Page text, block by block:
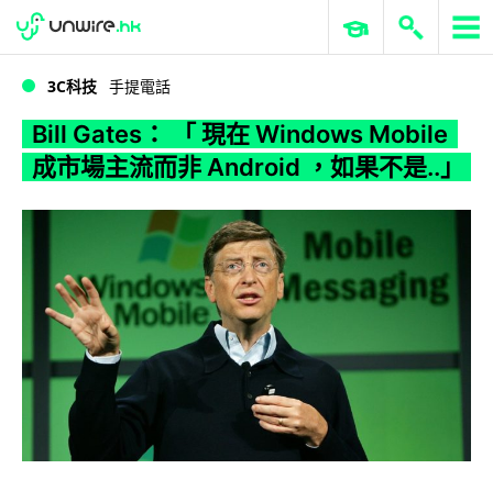
WWDC 2026 ERP 與商業 AI
3C科技 手提電話
Bill Gates： 「 現在 Windows Mobile
成市場主流而非 Android ，如果不是..」